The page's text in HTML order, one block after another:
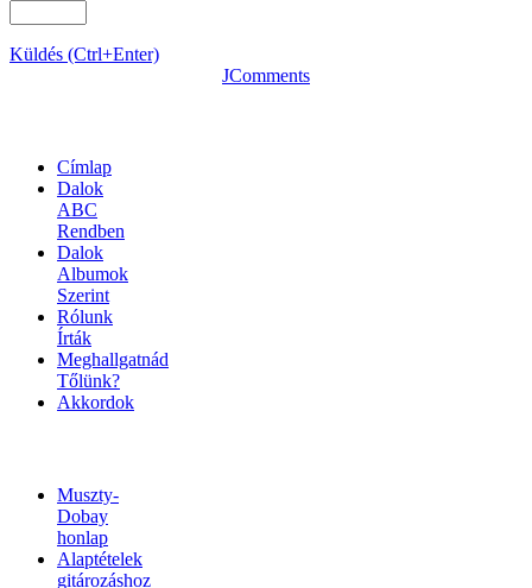
Küldés (Ctrl+Enter)
JComments
Címlap
Dalok
ABC
Rendben
Dalok
Albumok
Szerint
Rólunk
Írták
Meghallgatnád
Tőlünk?
Akkordok
Muszty-
Dobay
honlap
Alaptételek
gitározáshoz